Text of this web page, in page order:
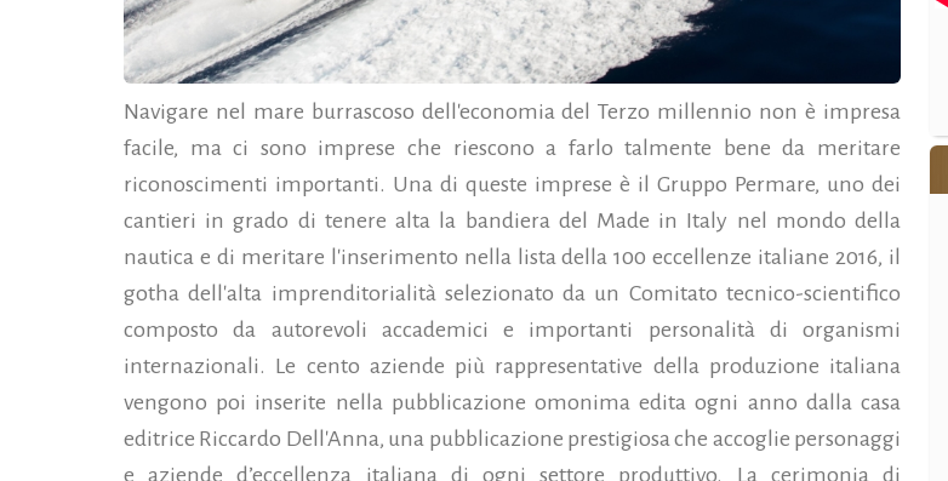
Navigare nel mare burrascoso dell'economia del Terzo millennio non è impresa
facile, ma ci sono imprese che riescono a farlo talmente bene da meritare
riconoscimenti importanti. Una di queste imprese è il Gruppo Permare, uno dei
cantieri in grado di tenere alta la bandiera del Made in Italy nel mondo della
nautica e di meritare l'inserimento nella lista della 100 eccellenze italiane 2016, il
gotha dell'alta imprenditorialità selezionato da un Comitato tecnico-scientifico
composto da autorevoli accademici e importanti personalità di organismi
internazionali. Le cento aziende più rappresentative della produzione italiana
vengono poi inserite nella pubblicazione omonima edita ogni anno dalla casa
editrice Riccardo Dell'Anna, una pubblicazione prestigiosa che accoglie personaggi
e aziende d’eccellenza italiana di ogni settore produttivo. La cerimonia di